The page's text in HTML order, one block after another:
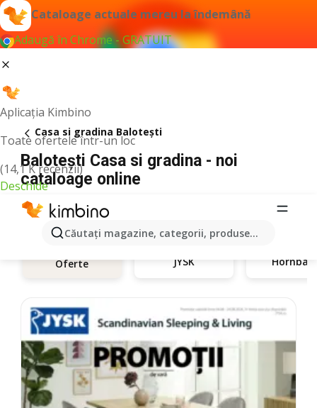
Cataloage actuale mereu la îndemână
Adaugă în Chrome - GRATUIT
Aplicația Kimbino
Toate ofertele într-un loc
(14,1 K recenzii)
Deschide
Căutaţi magazine, categorii, produse...
Casa si gradina Baloteşti
Baloteşti Casa si gradina - noi
cataloage online
Oferte JYSK